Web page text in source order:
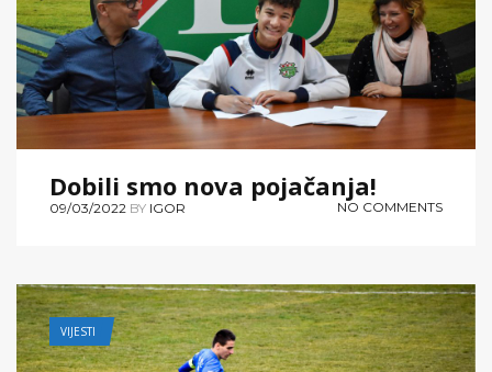
Dobili smo nova pojačanja!
09/03/2022 BY IGOR NO COMMENTS
VIJESTI